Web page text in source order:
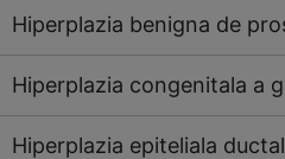
Hiperplazia benigna de
Hiperplazia congenitala a
Hiperplazia epiteliala